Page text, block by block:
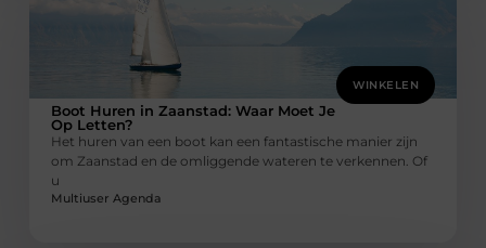
WINKELEN
Boot Huren in Zaanstad: Waar Moet Je
Op Letten?
Het huren van een boot kan een fantastische manier zijn
om Zaanstad en de omliggende wateren te verkennen. Of
u
Multiuser Agenda